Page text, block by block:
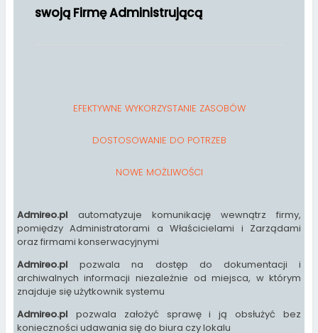
swoją Firmę Administrującą
EFEKTYWNE WYKORZYSTANIE ZASOBÓW
DOSTOSOWANIE DO POTRZEB
NOWE MOŻLIWOŚCI
Admireo.pl automatyzuje komunikację wewnątrz firmy,
pomiędzy Administratorami a Właścicielami i Zarządami
oraz firmami konserwacyjnymi
Admireo.pl pozwala na dostęp do dokumentacji i
archiwalnych informacji niezależnie od miejsca, w którym
znajduje się użytkownik systemu
Admireo.pl pozwala założyć sprawę i ją obsłużyć bez
konieczności udawania się do biura czy lokalu